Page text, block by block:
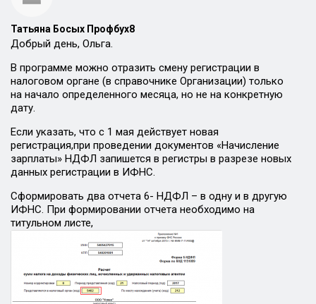
Татьяна Босых Профбух8
Добрый день, Ольга.
В программе можно отразить смену регистрации в
налоговом органе (в справочнике Организации) только
на начало определенного месяца, но не на конкретную
дату.
Если указать, что с 1 мая действует новая
регистрация,при проведении документов «Начисление
зарплаты» НДФЛ запишется в регистры в разрезе новых
данных регистрации в ИФНС.
Сформировать два отчета 6- НДФЛ – в одну и в другую
ИФНС. При формировании отчета необходимо на
титульном листе,